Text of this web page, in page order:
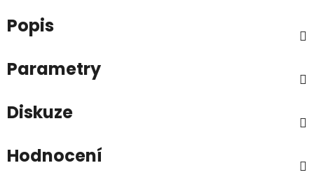
Popis
Parametry
Diskuze
Hodnocení